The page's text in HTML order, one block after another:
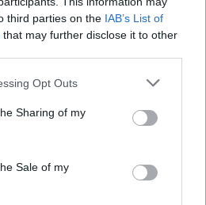
third parties on the IAB’s List of
that may further disclose it to other
Opt Outs
Sharing of my
Sale of my
στο newsletter
τους
απορρήτου